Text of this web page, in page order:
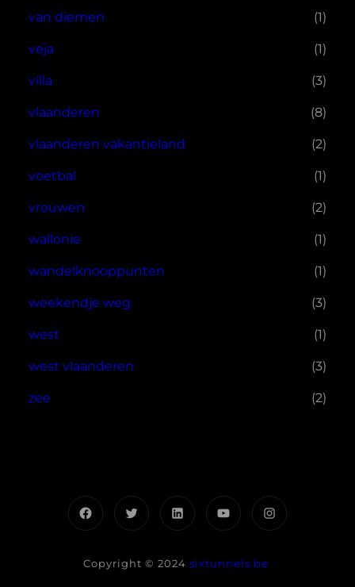
van diemen (1)
veja (1)
villa (3)
vlaanderen (8)
vlaanderen vakantieland (2)
voetbal (1)
vrouwen (2)
wallonie (1)
wandelknooppunten (1)
weekendje weg (3)
west (1)
west vlaanderen (3)
zee (2)
FacebookTwitterLinkedInYouTubeInstagram
Copyright © 2024 sixtunnels.be